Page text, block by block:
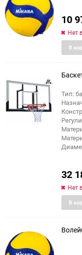
10
Нет
В
Тип:
32
Нет
В